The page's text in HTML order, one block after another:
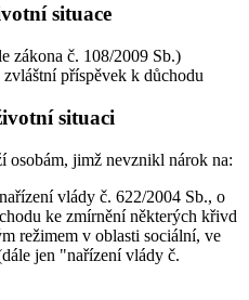
situace
zákona č. 108/2009 Sb.)
příspěvek k důchodu
situaci
osobám, jimž nevznikl nárok na:
vlády č. 622/2004 Sb., o
ke zmírnění některých křivd
režimem v oblasti sociální, ve
jen "nařízení vlády č.